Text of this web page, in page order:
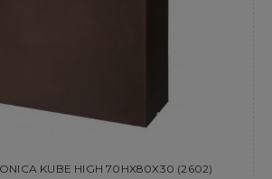
KUBE HIGH 70HX80X30 (2602)